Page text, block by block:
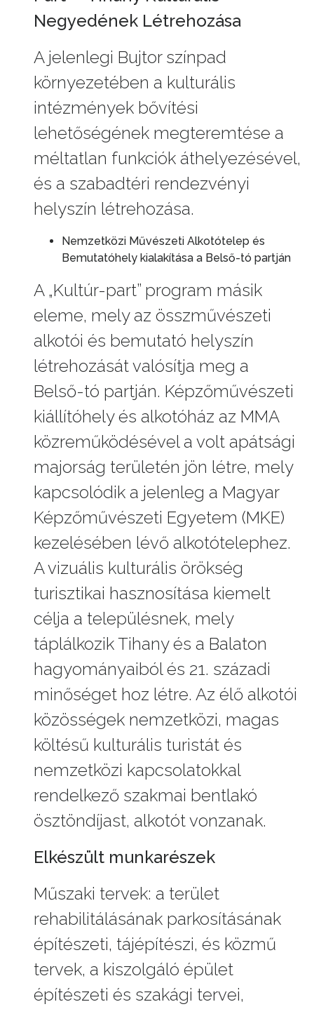
Negyedének Létrehozása
A jelenlegi Bujtor színpad
környezetében a kulturális
intézmények bővítési
lehetőségének megteremtése a
méltatlan funkciók áthelyezésével,
és a szabadtéri rendezvényi
helyszín létrehozása.
Nemzetközi Művészeti Alkotótelep és
Bemutatóhely kialakítása a Belső-tó partján
A „Kultúr-part” program másik
eleme, mely az összművészeti
alkotói és bemutató helyszín
létrehozását valósítja meg a
Belső-tó partján. Képzőművészeti
kiállítóhely és alkotóház az MMA
közreműködésével a volt apátsági
majorság területén jön létre, mely
kapcsolódik a jelenleg a Magyar
Képzőművészeti Egyetem (MKE)
kezelésében lévő alkotótelephez.
A vizuális kulturális örökség
turisztikai hasznosítása kiemelt
célja a településnek, mely
táplálkozik Tihany és a Balaton
hagyományaiból és 21. századi
minőséget hoz létre. Az élő alkotói
közösségek nemzetközi, magas
költésű kulturális turistát és
nemzetközi kapcsolatokkal
rendelkező szakmai bentlakó
ösztöndíjast, alkotót vonzanak.
Elkészült munkarészek
Műszaki tervek: a terület
rehabilitálásának parkosításának
építészeti, tájépítészi, és közmű
tervek, a kiszolgáló épület
építészeti és szakági tervei,